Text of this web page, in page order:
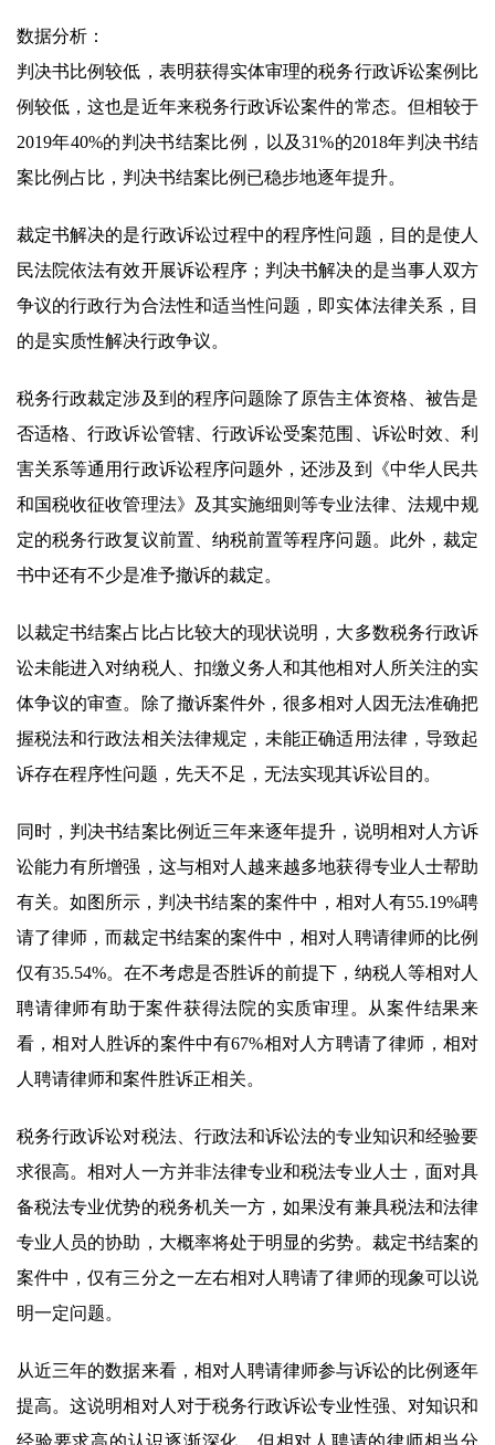
数据分析：
判决书比例较低，表明获得实体审理的税务行政诉讼案例比
例较低，这也是近年来税务行政诉讼案件的常态。但相较于
2019年40%的判决书结案比例，以及31%的2018年判决书结
案比例占比，判决书结案比例已稳步地逐年提升。
裁定书解决的是行政诉讼过程中的程序性问题，目的是使人
民法院依法有效开展诉讼程序；判决书解决的是当事人双方
争议的行政行为合法性和适当性问题，即实体法律关系，目
的是实质性解决行政争议。
税务行政裁定涉及到的程序问题除了原告主体资格、被告是
否适格、行政诉讼管辖、行政诉讼受案范围、诉讼时效、利
害关系等通用行政诉讼程序问题外，还涉及到《中华人民共
和国税收征收管理法》及其实施细则等专业法律、法规中规
定的税务行政复议前置、纳税前置等程序问题。此外，裁定
书中还有不少是准予撤诉的裁定。
以裁定书结案占比占比较大的现状说明，大多数税务行政诉
讼未能进入对纳税人、扣缴义务人和其他相对人所关注的实
体争议的审查。除了撤诉案件外，很多相对人因无法准确把
握税法和行政法相关法律规定，未能正确适用法律，导致起
诉存在程序性问题，先天不足，无法实现其诉讼目的。
同时，判决书结案比例近三年来逐年提升，说明相对人方诉
讼能力有所增强，这与相对人越来越多地获得专业人士帮助
有关。如图所示，判决书结案的案件中，相对人有55.19%聘
请了律师，而裁定书结案的案件中，相对人聘请律师的比例
仅有35.54%。在不考虑是否胜诉的前提下，纳税人等相对人
聘请律师有助于案件获得法院的实质审理。从案件结果来
看，相对人胜诉的案件中有67%相对人方聘请了律师，相对
人聘请律师和案件胜诉正相关。
税务行政诉讼对税法、行政法和诉讼法的专业知识和经验要
求很高。相对人一方并非法律专业和税法专业人士，面对具
备税法专业优势的税务机关一方，如果没有兼具税法和法律
专业人员的协助，大概率将处于明显的劣势。裁定书结案的
案件中，仅有三分之一左右相对人聘请了律师的现象可以说
明一定问题。
从近三年的数据来看，相对人聘请律师参与诉讼的比例逐年
提高。这说明相对人对于税务行政诉讼专业性强、对知识和